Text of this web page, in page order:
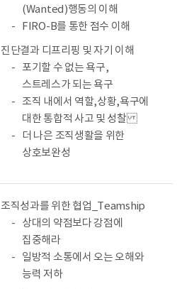
(Wanted)행동의 이해
FIRO-B를 통한 점수 이해
진단결과 디프리핑 및 자기 이해
포기할 수 없는 욕구,
스트레스가 되는 욕구
조직 내에서 역할,상황,욕구에
대한 통합적 사고 및 성찰
더 나은 조직생활을 위한
상호보완성
조직성과를 위한 협업_Teamship
상대의 약점보다 강점에
집중해라
일방적 소통에서 오는 오해와
능력 저하